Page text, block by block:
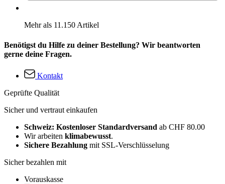
Mehr als 11.150 Artikel
Benötigst du Hilfe zu deiner Bestellung? Wir beantworten
gerne deine Fragen.
Kontakt
Geprüfte Qualität
Sicher und vertraut einkaufen
Schweiz: Kostenloser Standardversand ab CHF 80.00
Wir arbeiten klimabewusst.
Sichere Bezahlung mit SSL-Verschlüsselung
Sicher bezahlen mit
Vorauskasse